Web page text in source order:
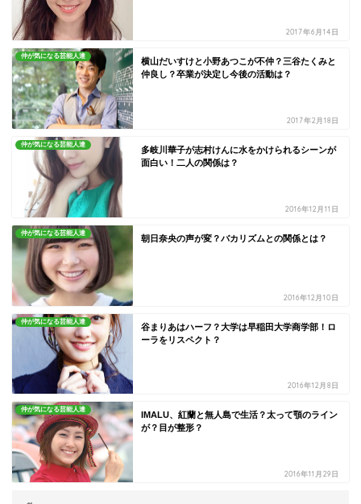
2017年6月14日
仲が気になる芸能人達
横山だいすけと小野あつこが不仲？三谷たくみと
仲良し？卒業が決定し今後の活動は？
2017年2月18日
仲が気になる芸能人達
多岐川華子が志村けんに水をかけられるシーンが
面白い！二人の関係は？
2016年12月11日
仲が気になる芸能人達
朝日奈央の声が変？バカリズムとの関係とは？
2016年12月10日
仲が気になる芸能人達
谷まりあはハーフ？大学は早稲田大学商学部！ロ
ーラをリスペクト？
2016年12月8日
仲が気になる芸能人達
IMALU、紅蘭と無人島で生活？太って顎のライン
が？目が整形？
2016年11月29日